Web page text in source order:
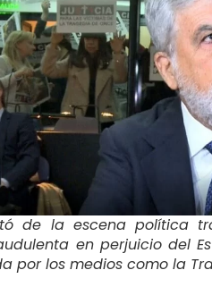
de la escena política
en perjuicio del
por los medios como la